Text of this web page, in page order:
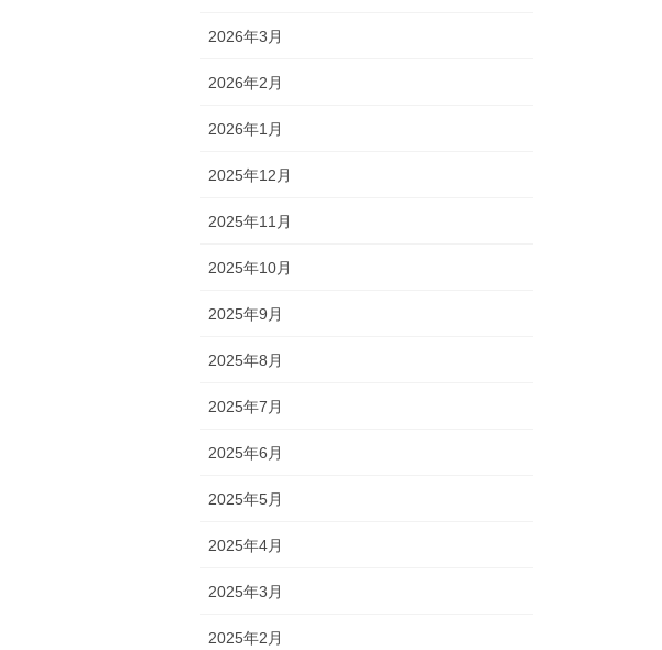
2026年3月
2026年2月
2026年1月
2025年12月
2025年11月
2025年10月
2025年9月
2025年8月
2025年7月
2025年6月
2025年5月
2025年4月
2025年3月
2025年2月